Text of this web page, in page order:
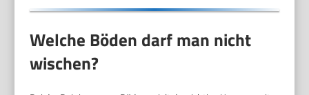
Welche Böden darf man nicht
wischen?